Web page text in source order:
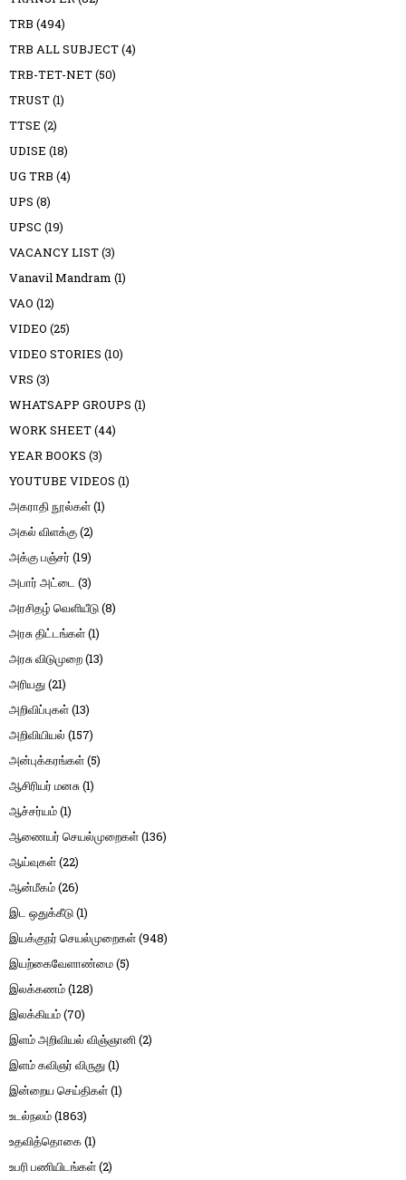
TRB (494)
TRB ALL SUBJECT(4)
TRB-TET-NET(50)
TRUST(1)
TTSE (2)
UDISE (18)
UG TRB (4)
UPS (8)
UPSC (19)
VACANCY LIST(3)
Vanavil Mandram (1)
VAO (12)
VIDEO (25)
VIDEO STORIES (10)
VRS (3)
WHATSAPP GROUPS (1)
WORK SHEET(44)
YEAR BOOKS (3)
YOUTUBE VIDEOS (1)
அகராதி நூல்கள்(1)
அகல் விளக்கு(2)
அக்கு பஞ்சர் (19)
அபார் அட்டை (3)
அரசிதழ் வெளியீடு(8)
அரசு திட்டங்கள்(1)
அரசு விடுமுறை(13)
அரியது(21)
அறிவிப்புகள்(13)
அறிவியியல் (157)
அன்புக்கரங்கள்(5)
ஆசிரியர் மனசு(1)
ஆச்சர்யம்(1)
ஆணையர் செயல்முறைகள்(136)
ஆய்வுகள்(22)
ஆன்மீகம்(26)
இட ஒதுக்கீடு(1)
இயக்குநர் செயல்முறைகள்(948)
இயற்கைவேளாண்மை(5)
இலக்கணம்(128)
இலக்கியம்(70)
இளம் அறிவியல் விஞ்ஞானி(2)
இளம் கவிஞர் விருது(1)
இன்றைய செய்திகள்(1)
உடல்நலம்(1863)
உதவித்தொகை(1)
உபரி பணியிடங்கள்(2)